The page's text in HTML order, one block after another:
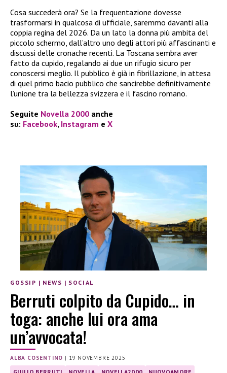
Cosa succederà ora? Se la frequentazione dovesse
trasformarsi in qualcosa di ufficiale, saremmo davanti alla
coppia regina del 2026. Da un lato la donna più ambita del
piccolo schermo, dall’altro uno degli attori più affascinanti e
discussi delle cronache recenti. La Toscana sembra aver
fatto da cupido, regalando ai due un rifugio sicuro per
conoscersi meglio. Il pubblico è già in fibrillazione, in attesa
di quel primo bacio pubblico che sancirebbe definitivamente
l’unione tra la bellezza svizzera e il fascino romano.
Seguite Novella 2000 anche
su: Facebook, Instagram e X
GOSSIP | NEWS | SOCIAL
Berruti colpito da Cupido… in
toga: anche lui ora ama
un’avvocata!
ALBA COSENTINO | 19 NOVEMBRE 2025